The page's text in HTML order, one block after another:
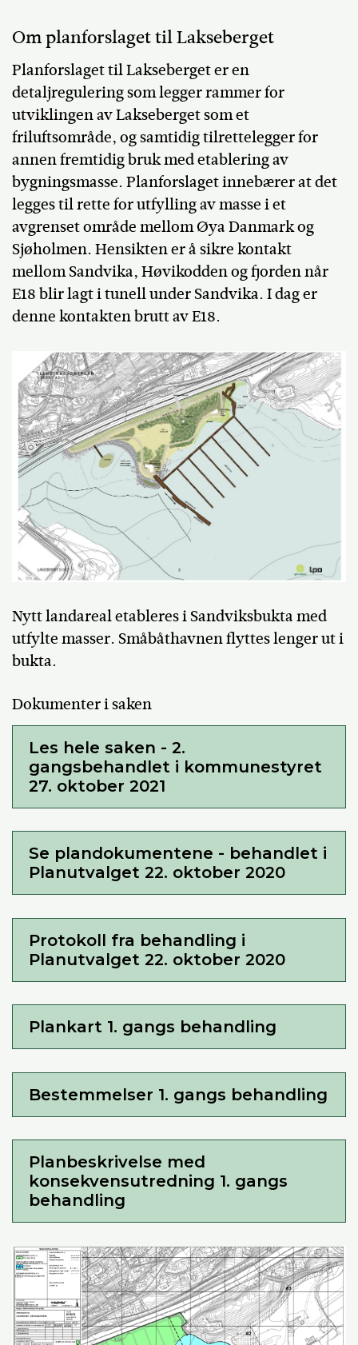
Om planforslaget til Lakseberget
Planforslaget til Lakseberget er en
detaljregulering som legger rammer for
utviklingen av Lakseberget som et
friluftsområde, og samtidig tilrettelegger for
annen fremtidig bruk med etablering av
bygningsmasse. Planforslaget innebærer at det
legges til rette for utfylling av masse i et
avgrenset område mellom Øya Danmark og
Sjøholmen. Hensikten er å sikre kontakt
mellom Sandvika, Høvikodden og fjorden når
E18 blir lagt i tunell under Sandvika. I dag er
denne kontakten brutt av E18.
Nytt landareal etableres i Sandviksbukta med
utfylte masser. Småbåthavnen flyttes lenger ut i
bukta.
Dokumenter i saken
Les hele saken - 2.
gangsbehandlet i kommunestyret
27. oktober 2021
Se plandokumentene - behandlet i
Planutvalget 22. oktober 2020
Protokoll fra behandling i
Planutvalget 22. oktober 2020
Plankart 1. gangs behandling
Bestemmelser 1. gangs behandling
Planbeskrivelse med
konsekvensutredning 1. gangs
behandling